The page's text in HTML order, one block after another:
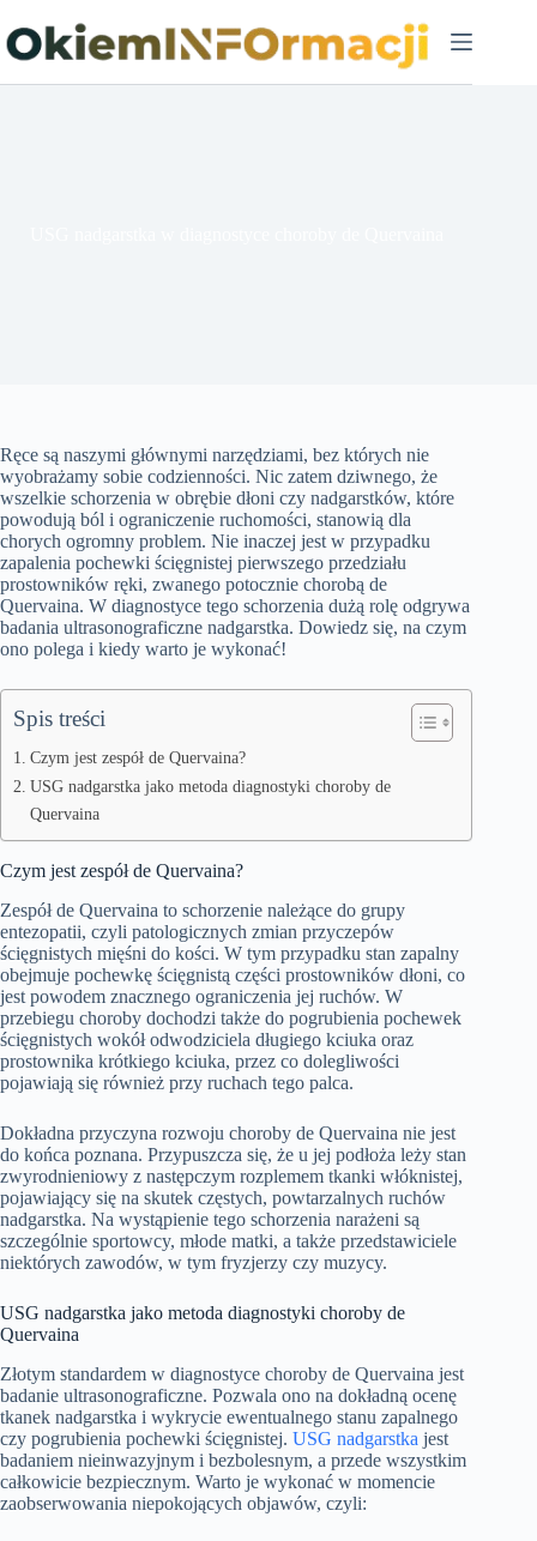
do
treści
Ręce są naszymi głównymi narzędziami, bez których nie
wyobrażamy sobie codzienności. Nic zatem dziwnego, że
wszelkie schorzenia w obrębie dłoni czy nadgarstków, które
powodują ból i ograniczenie ruchomości, stanowią dla
chorych ogromny problem. Nie inaczej jest w przypadku
zapalenia pochewki ścięgnistej pierwszego przedziału
prostowników ręki, zwanego potocznie chorobą de
Quervaina. W diagnostyce tego schorzenia dużą rolę odgrywa
badania ultrasonograficzne nadgarstka. Dowiedz się, na czym
ono polega i kiedy warto je wykonać!
Spis treści
Czym jest zespół de Quervaina?
USG nadgarstka jako metoda diagnostyki choroby de
Quervaina
Czym jest zespół de Quervaina?
Zespół de Quervaina to schorzenie należące do grupy
entezopatii, czyli patologicznych zmian przyczepów
ścięgnistych mięśni do kości. W tym przypadku stan zapalny
obejmuje pochewkę ścięgnistą części prostowników dłoni, co
jest powodem znacznego ograniczenia jej ruchów. W
przebiegu choroby dochodzi także do pogrubienia pochewek
ścięgnistych wokół odwodziciela długiego kciuka oraz
prostownika krótkiego kciuka, przez co dolegliwości
pojawiają się również przy ruchach tego palca.
Dokładna przyczyna rozwoju choroby de Quervaina nie jest
do końca poznana. Przypuszcza się, że u jej podłoża leży stan
zwyrodnieniowy z następczym rozplemem tkanki włóknistej,
pojawiający się na skutek częstych, powtarzalnych ruchów
nadgarstka. Na wystąpienie tego schorzenia narażeni są
szczególnie sportowcy, młode matki, a także przedstawiciele
niektórych zawodów, w tym fryzjerzy czy muzycy.
USG nadgarstka jako metoda diagnostyki choroby de
Quervaina
Złotym standardem w diagnostyce choroby de Quervaina jest
badanie ultrasonograficzne. Pozwala ono na dokładną ocenę
tkanek nadgarstka i wykrycie ewentualnego stanu zapalnego
czy pogrubienia pochewki ścięgnistej. USG nadgarstka jest
badaniem nieinwazyjnym i bezbolesnym, a przede wszystkim
całkowicie bezpiecznym. Warto je wykonać w momencie
zaobserwowania niepokojących objawów, czyli: